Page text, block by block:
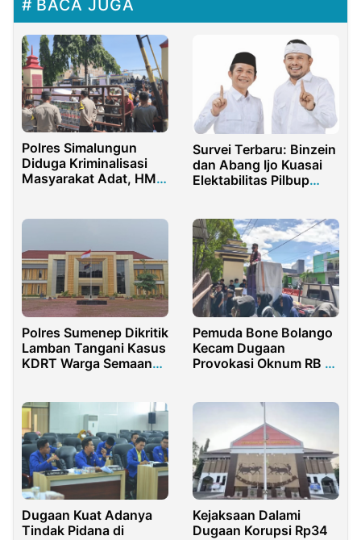
BACA JUGA
Polres Simalungun
Diduga Kriminalisasi
Masyarakat Adat, HMI
Survei Terbaru: Binzein
dan Abang Ijo Kuasai
Elektabilitas Pilbup
Polres Sumenep Dikritik
Lamban Tangani Kasus
KDRT Warga Semaan
Pemuda Bone Bolango
Kecam Dugaan
Provokasi Oknum RB di
Dugaan Kuat Adanya
Tindak Pidana di
Kejaksaan Dalami
Dugaan Korupsi Rp34